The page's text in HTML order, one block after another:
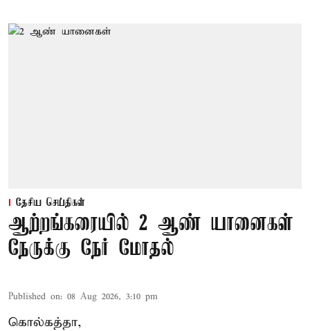
தேசிய செய்திகள்
ஆற்றங்கரையில் 2 ஆண் யானைகள்
நேருக்கு நேர் மோதல்
Published on: 08 Aug 2026, 3:10 pm
கொல்கத்தா,